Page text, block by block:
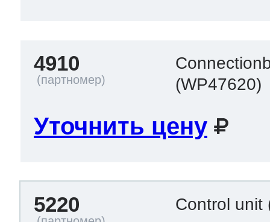
4910
(WP47620)
Уточнить цену
5220 Control unit